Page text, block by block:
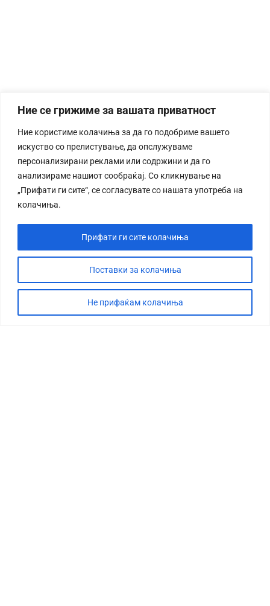
Ние се грижиме за вашата приватност
Ние користиме колачиња за да го подобриме вашето
искуство со прелистување, да опслужуваме
персонализирани реклами или содржини и да го
анализираме нашиот сообраќај. Со кликнување на
„Прифати ги сите“, се согласувате со нашата употреба на
колачиња.
Поставки за колачиња
Не прифаќам колачиња
Прифати ги сите колачиња